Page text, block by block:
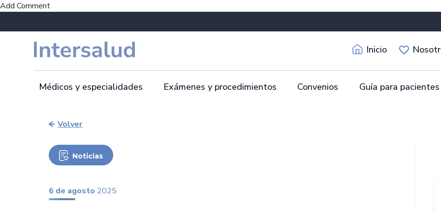
Add Comment
Inicio
Médicos y especialidades Exámenes y procedimientos Convenios Guía para pacientes
Volver
Noticias
6 de agosto 2025